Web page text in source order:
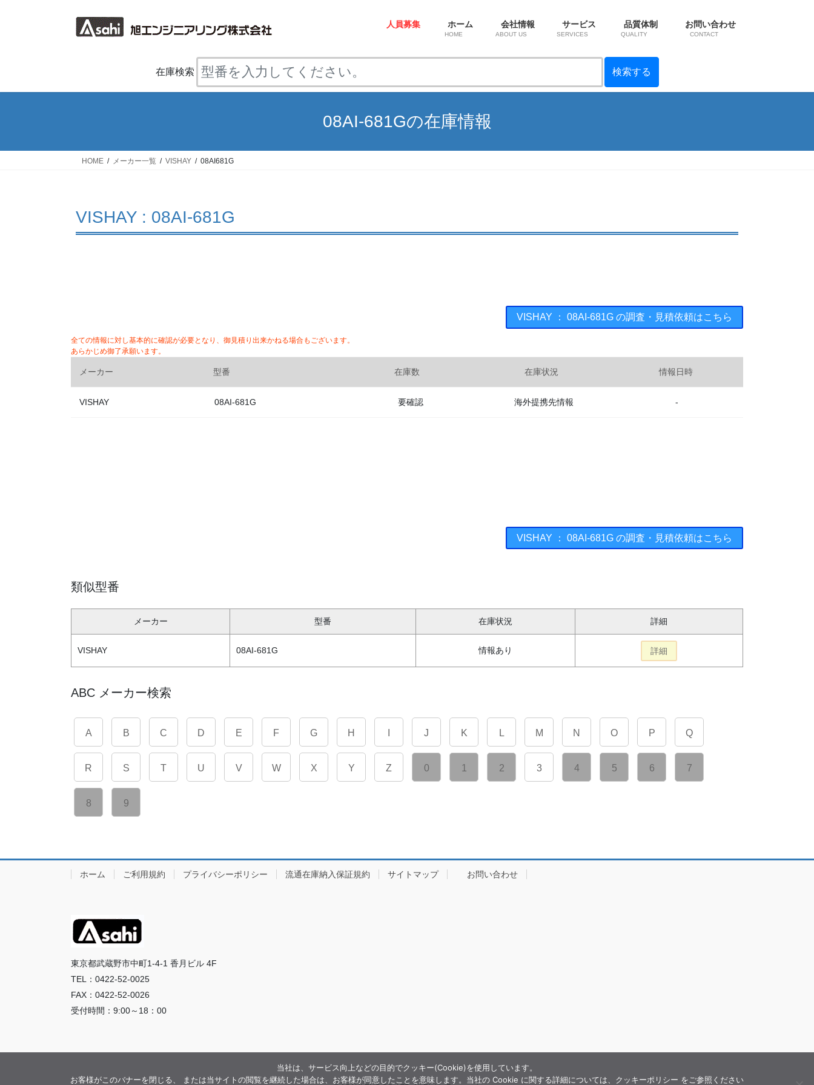
ス
ン
人員募集 ホーム
HOME
会社情報
ABOUT US
サービス
SERVICES
品質体制
QUALITY
お問い合わせ
CONTACT
在庫検索
08AI-681Gの在庫情報
HOME メーカー一覧 VISHAY 08AI681G
VISHAY : 08AI-681G
VISHAY ： 08AI-681G の調査・見積依頼はこちら
全ての情報に対し基本的に確認が必要となり、御見積り出来かねる場合もございます。
あらかじめ御了承願います。
メーカー 型番 在庫数 在庫状況 情報日時
VISHAY 08AI-681G 要確認 海外提携先情報 -
VISHAY ： 08AI-681G の調査・見積依頼はこちら
類似型番
メーカー 型番 在庫状況 詳細
VISHAY 08AI-681G 情報あり 詳細
ABC メーカー検索
A B C D E F G H J K L M N O P Q
R S T U V W X Y Z 0 1 2 3 4 5 6 7
8 9
ホーム ご利用規約 プライバシーポリシー 流通在庫納入保証規約 サイトマップ お問い合わせ
東京都武蔵野市中町1-4-1 香月ビル 4F
TEL：0422-52-0025
FAX：0422-52-0026
受付時間：9:00～18：00
当社は、サービス向上などの目的でクッキー(Cookie)を使用しています。
お客様がこのバナーを閉じる、 または当サイトの閲覧を継続した場合は、お客様が同意したことを意味します。当社の Cookie に関する詳細については、クッキーポリシー をご参照ください